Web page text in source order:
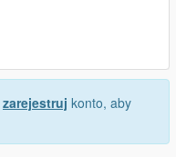
zarejestruj konto, aby